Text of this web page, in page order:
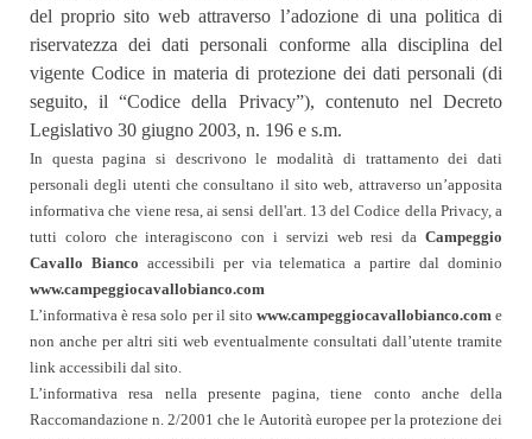
del proprio sito web attraverso l’adozione di una politica di
riservatezza dei dati personali conforme alla disciplina del
vigente Codice in materia di protezione dei dati personali (di
seguito, il “Codice della Privacy”), contenuto nel Decreto
Legislativo 30 giugno 2003, n. 196 e s.m.
In questa pagina si descrivono le modalità di trattamento dei dati
personali degli utenti che consultano il sito web, attraverso un’apposita
informativa che viene resa, ai sensi dell'art. 13 del Codice della Privacy, a
tutti coloro che interagiscono con i servizi web resi da Campeggio
Cavallo Bianco accessibili per via telematica a partire dal dominio
www.campeggiocavallobianco.com
L’informativa è resa solo per il sito www.campeggiocavallobianco.com e
non anche per altri siti web eventualmente consultati dall’utente tramite
link accessibili dal sito.
L’informativa resa nella presente pagina, tiene conto anche della
Raccomandazione n. 2/2001 che le Autorità europee per la protezione dei